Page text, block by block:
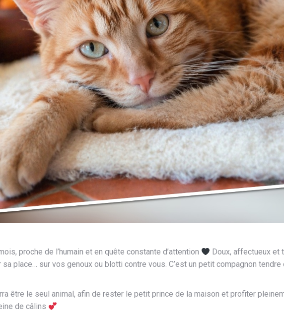
proche de l’humain et en quête constante d’attention
Doux, affectueux et
place… sur vos genoux ou blotti contre vous. C’est un petit compagnon
être le seul animal, afin de rester le petit prince de la maison et profiter
de câlins